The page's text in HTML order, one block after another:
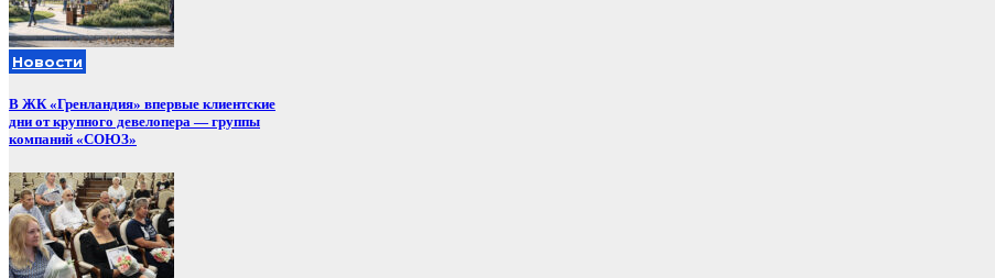
Новости
В ЖК «Гренландия» впервые клиентские
дни от крупного девелопера — группы
компаний «СОЮЗ»